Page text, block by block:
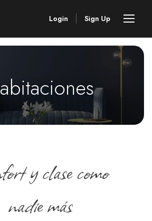
Login Sign Up
y clase como
nadie más